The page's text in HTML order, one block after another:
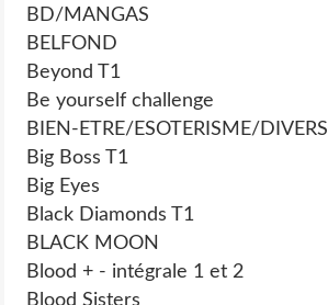
BD/MANGAS
BELFOND
Beyond T1
Be yourself challenge
BIEN-ETRE/ESOTERISME/DIVERS
Big Boss T1
Big Eyes
Black Diamonds T1
BLACK MOON
Blood + - intégrale 1 et 2
Blood Sisters